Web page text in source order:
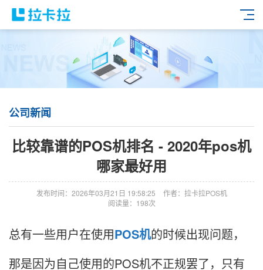
公司新闻
比较靠谱的POS机排名 - 2020年pos机
哪家最好用
发布时间：2026年03月21日 19:58:25
作者：拉卡拉POS机
阅读量：198次
总有一些用户在使用POS机的时候出现问题，
那是因为自己使用的POS机不正规罢了，只有